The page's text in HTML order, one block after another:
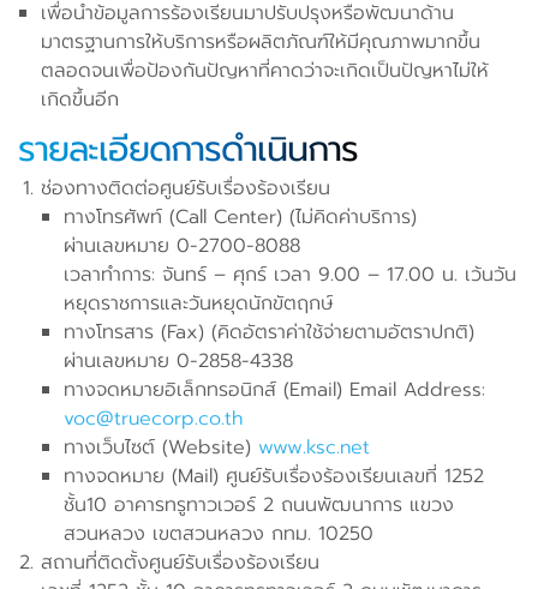
เพื่อนำข้อมูลการร้องเรียนมาปรับปรุงหรือพัฒนาด้าน
มาตรฐานการให้บริการหรือผลิตภัณฑ์ให้มีคุณภาพมากขึ้น
ตลอดจนเพื่อป้องกันปัญหาที่คาดว่าจะเกิดเป็นปัญหาไม่ให้
เกิดขึ้นอีก
รายละเอียดการดำเนินการ
ช่องทางติดต่อศูนย์รับเรื่องร้องเรียน
ทางโทรศัพท์ (Call Center) (ไม่คิดค่าบริการ)
ผ่านเลขหมาย 0-2700-8088
เวลาทำการ: จันทร์ – ศุกร์ เวลา 9.00 – 17.00 น. เว้นวัน
หยุดราชการและวันหยุดนักขัตฤกษ์
ทางโทรสาร (Fax) (คิดอัตราค่าใช้จ่ายตามอัตราปกติ)
ผ่านเลขหมาย 0-2858-4338
ทางจดหมายอิเล็กทรอนิกส์ (Email) Email Address:
voc@truecorp.co.th
ทางเว็บไซต์ (Website) www.ksc.net
ทางจดหมาย (Mail) ศูนย์รับเรื่องร้องเรียนเลขที่ 1252
ชั้น10 อาคารทรูทาวเวอร์ 2 ถนนพัฒนาการ แขวง
สวนหลวง เขตสวนหลวง กทม. 10250
สถานที่ติดตั้งศูนย์รับเรื่องร้องเรียน